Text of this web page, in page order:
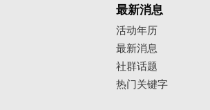
最新消息
活动年历
最新消息
社群话题
热门关键字